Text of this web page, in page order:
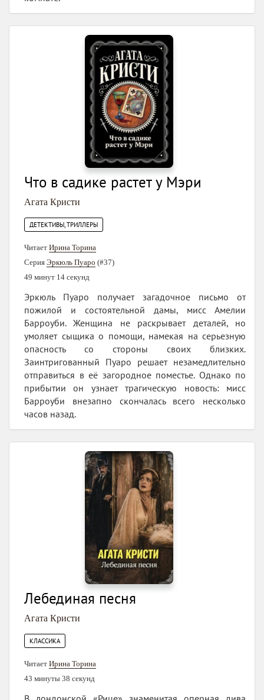
Что в садике растет у Мэри
Агата Кристи
ДЕТЕКТИВЫ, ТРИЛЛЕРЫ
Читает Ирина Торина
Серия Эркюль Пуаро (#37)
49 минут 14 секунд
Эркюль Пуаро получает загадочное письмо от
пожилой и состоятельной дамы, мисс Амелии
Барроуби. Женщина не раскрывает деталей, но
умоляет сыщика о помощи, намекая на серьезную
опасность со стороны своих близких.
Заинтригованный Пуаро решает незамедлительно
отправиться в её загородное поместье. Однако по
прибытии он узнает трагическую новость: мисс
Барроуби внезапно скончалась всего несколько
часов назад.
Лебединая песня
Агата Кристи
КЛАССИКА
Читает Ирина Торина
43 минуты 38 секунд